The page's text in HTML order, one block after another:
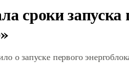
сроки запуска
о запуске первого